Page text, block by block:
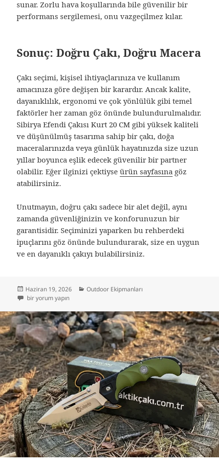
sunar. Zorlu hava koşullarında bile güvenilir bir
performans sergilemesi, onu vazgeçilmez kılar.
Sonuç: Doğru Çakı, Doğru Macera
Çakı seçimi, kişisel ihtiyaçlarınıza ve kullanım
amacınıza göre değişen bir karardır. Ancak kalite,
dayanıklılık, ergonomi ve çok yönlülük gibi temel
faktörler her zaman göz önünde bulundurulmalıdır.
Sibirya Efendi Çakısı Kurt 20 CM gibi yüksek kaliteli
ve düşünülmüş tasarıma sahip bir çakı, doğa
maceralarınızda veya günlük hayatınızda size uzun
yıllar boyunca eşlik edecek güvenilir bir partner
olabilir. Eğer ilginizi çektiyseürün sayfasına göz
atabilirsiniz.
Unutmayın, doğru çakı sadece bir alet değil, aynı
zamanda güvenliğinizin ve konforunuzun bir
garantisidir. Seçiminizi yaparken bu rehberdeki
ipuçlarını göz önünde bulundurarak, size en uygun
ve en dayanıklı çakıyı bulabilirsiniz.
Yayın
tarihi
Haziran 19, 2026 Kategoriler
Outdoor Ekipmanları
Sırt Çantandan Eksik Etmeyeceğin Tek Yardımcı: Neden Doğru Çakı
bir yorum yapın